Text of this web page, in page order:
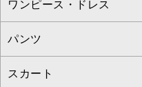
すべてのトップス
カットソー・Tシャツ
ブラウス・シャツ
ワンピース・ドレス
すべてのワンピース・
ワンピース
パンツ
すべてのパンツ
スカート